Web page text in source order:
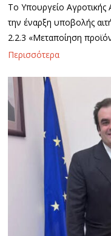
Το Υπουργείο Αγροτικής
την έναρξη υποβολής
2.2.3 «Μεταποίηση
Περισσότερα